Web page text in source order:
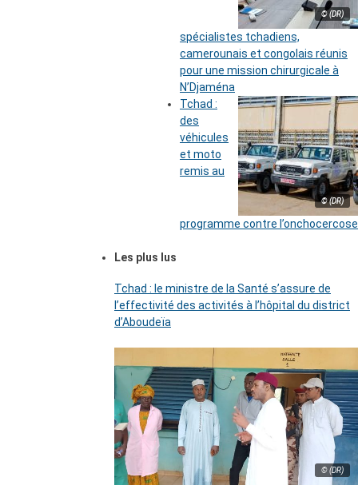
© (DR)
spécialistes tchadiens,
camerounais et congolais réunis
pour une mission chirurgicale à
N’Djaména
© (DR)
Tchad :
des
véhicules
et moto
remis au
programme contre l’onchocercose
Les plus lus
Tchad : le ministre de la Santé s’assure de
l’effectivité des activités à l’hôpital du district
d’Aboudeïa
© (DR)